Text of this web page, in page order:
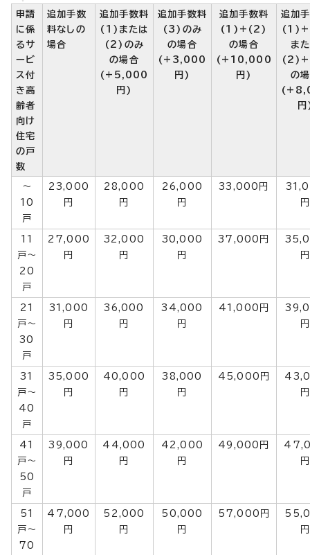
申請
に係
るサ
ービ
ス付
き高
齢者
向け
住宅
の戸
数
追加手数
料なしの
場合
追加手数料
(1)または
(2)のみ
の場合
(+5,000
円)
追加手数料
(3)のみ
の場合
(+3,000
円)
追加手数料
(1)+(2)
の場合
(+10,000
円)
追加
ま
の
～
10
戸
23,000
円
28,000
円
26,000
円
33,000円
円
11
戸～
20
戸
27,000
円
32,000
円
30,000
円
37,000円
円
21
戸～
30
戸
31,000
円
36,000
円
34,000
円
41,000円
円
31
戸～
40
戸
35,000
円
40,000
円
38,000
円
45,000円
円
41
戸～
50
戸
39,000
円
44,000
円
42,000
円
49,000円
円
51
戸～
70
47,000
円
52,000
円
50,000
円
57,000円
円